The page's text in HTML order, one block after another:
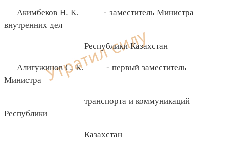
Акимбеков Н. К. - заместитель Министра
внутренних дел
Республики Казахстан
Алигужинов С. К. - первый заместитель
Министра
транспорта и коммуникаций
Республики
Казахстан